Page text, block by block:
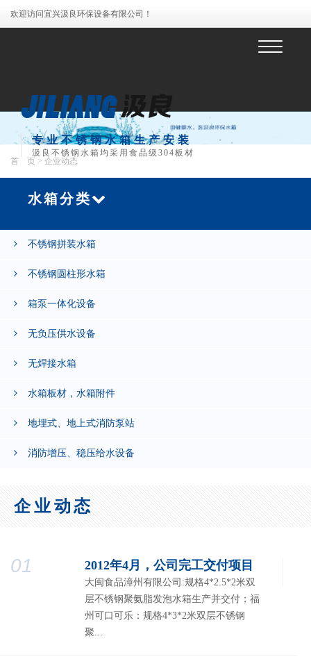
欢迎访问宜兴汲良环保设备有限公司！
菜
专业不锈钢水箱生产安装
汲良不锈钢水箱均采用食品级304板材
首 页 > 企业动态
水箱分类
不锈钢拼装水箱
不锈钢圆柱形水箱
箱泵一体化设备
无负压供水设备
无焊接水箱
水箱板材，水箱附件
地埋式、地上式消防泵站
消防增压、稳压给水设备
企业动态
01 2012年4月，公司完工交付项目
大闽食品漳州有限公司:规格4*2.5*2米双
层不锈钢聚氨脂发泡水箱生产并交付；福
州可口可乐：规格4*3*2米双层不锈钢
聚...